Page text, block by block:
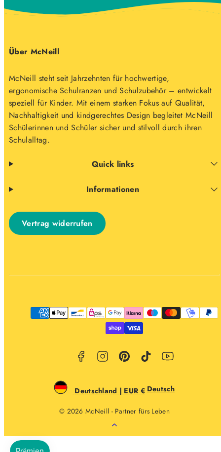
Über McNeill
McNeill steht seit Jahrzehnten für hochwertige,
ergonomische Schulranzen und Schulzubehör – entwickelt
speziell für Kinder. Mit einem starken Fokus auf Qualität,
Nachhaltigkeit und kindgerechtes Design begleitet McNeill
Schülerinnen und Schüler sicher und stilvoll durch ihren
Schulalltag.
Quick links
Informationen
Vertrag widerrufen
Zahlungsarten
Facebook
Instagram
Pinterest
YouTube
Deutschland | EUR € Deutsch
© 2026 McNeill - Partner fürs Leben
nach